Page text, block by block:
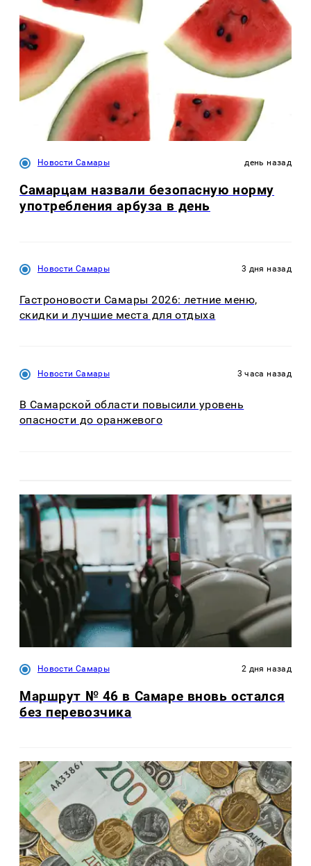
Новости Самары день назад
Самарцам назвали безопасную норму
употребления арбуза в день
Новости Самары 3 дня назад
Гастроновости Самары 2026: летние меню,
скидки и лучшие места для отдыха
Новости Самары 3 часа назад
В Самарской области повысили уровень
опасности до оранжевого
Новости Самары 2 дня назад
Маршрут № 46 в Самаре вновь остался
без перевозчика